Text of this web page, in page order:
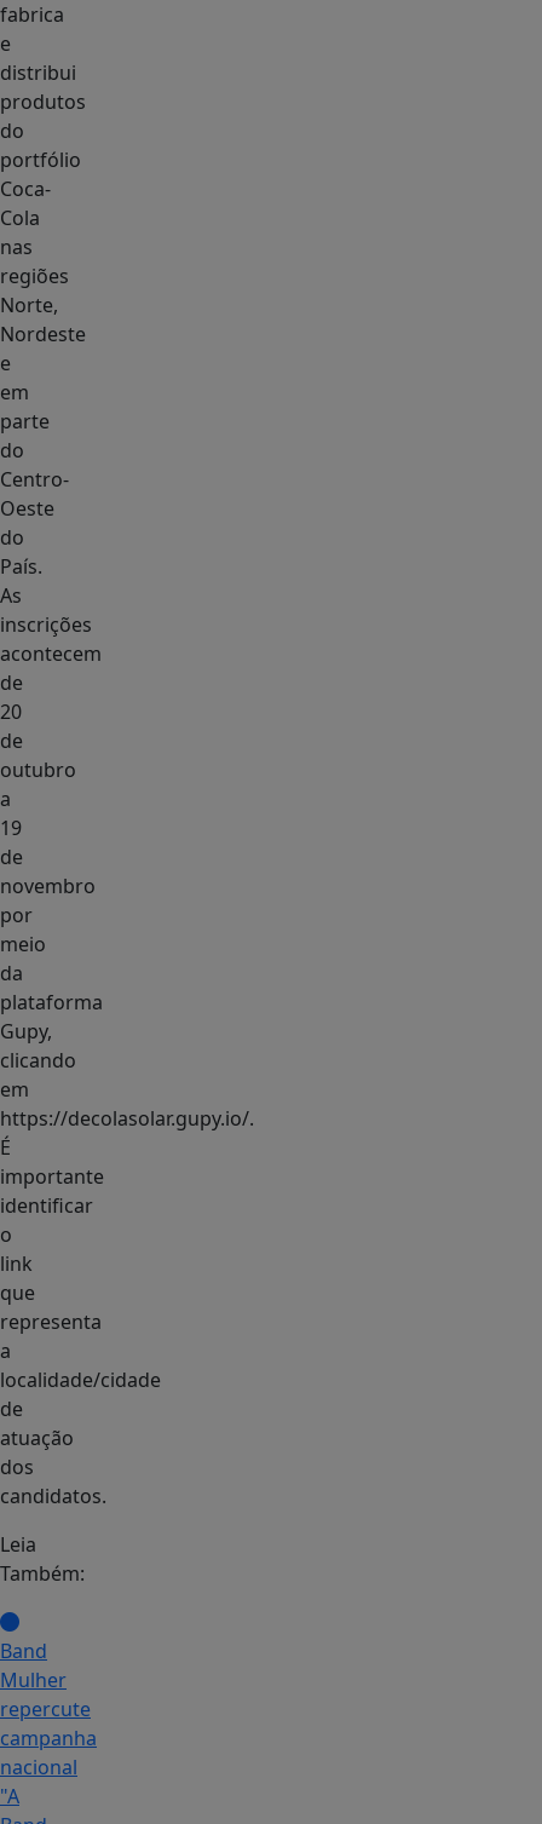
fabrica
e
distribui
produtos
do
portfólio
Coca-
Cola
nas
regiões
Norte,
Nordeste
e
em
parte
do
Centro-
Oeste
do
País.
As
inscrições
acontecem
de
20
de
outubro
a
19
de
novembro
por
meio
da
plataforma
Gupy,
clicando
em
https://decolasolar.gupy.io/.
É
importante
identificar
o
link
que
representa
a
localidade/cidade
de
atuação
dos
candidatos.
Leia
Também:
Band
Mulher
repercute
campanha
nacional
"A